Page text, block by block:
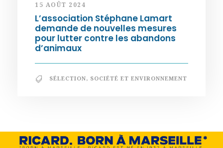
15 AOÛT 2024
L’association Stéphane Lamart
demande de nouvelles mesures
pour lutter contre les abandons
d’animaux
SÉLECTION, SOCIÉTÉ ET ENVIRONNEMENT